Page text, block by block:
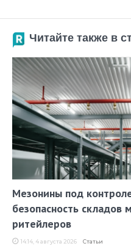
Читайте также в
Мезонины под
безопасность складов
ритейлеров
14:14, 4 августа 2026 Статьи